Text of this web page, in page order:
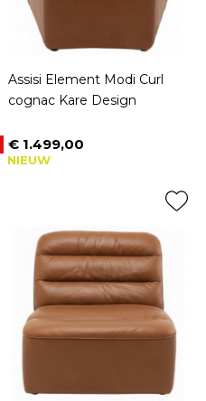
Assisi Element Modi Curl
cognac Kare Design
Prijs
€ 1.499,00
NIEUW